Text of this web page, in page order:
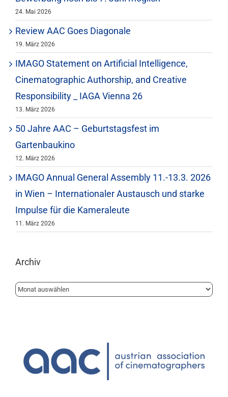
24. Mai 2026
Review AAC Goes Diagonale
19. März 2026
IMAGO Statement on Artificial Intelligence,
Cinematographic Authorship, and Creative
Responsibility _ IAGA Vienna 26
13. März 2026
50 Jahre AAC – Geburtstagsfest im
Gartenbaukino
12. März 2026
IMAGO Annual General Assembly 11.-13.3. 2026
in Wien – Internationaler Austausch und starke
Impulse für die Kameraleute
11. März 2026
Archiv
Archiv